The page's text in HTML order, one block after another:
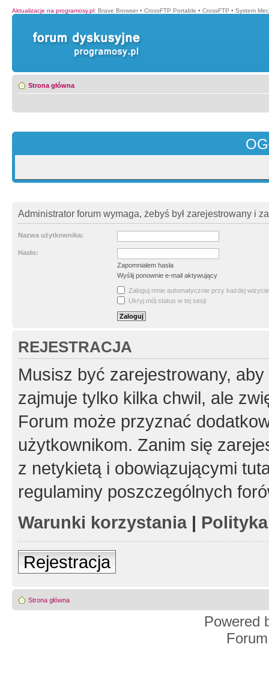
Aktualizacje na programosy.pl: Brave Browser • CrossFTP Portable • CrossFTP • System
Strona główna
Administrator forum wymaga, żebyś był zarejestrowany i
Nazwa użytkownika:
Hasło:
Zapomniałem hasła
Wyślij ponownie e-mail aktywujący
Zaloguj mnie automatycznie przy każdej wizycie
Ukryj mój status w tej sesji
REJESTRACJA
Musisz być zarejestrowany,
zajmuje tylko kilka chwil, ale
Forum może przyznać
użytkownikom. Zanim się
z netykietą i obowiązującymi
regulaminy poszczególnych
Warunki korzystania|
Rejestracja
Strona główna
Powered